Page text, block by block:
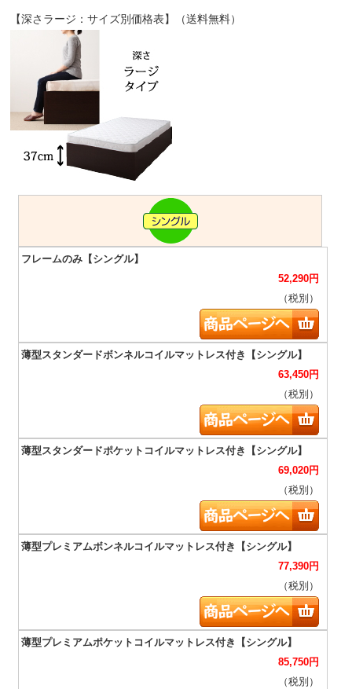
【深さラージ：サイズ別価格表】（送料無料）
52,290円
（税別）
63,450円
（税別）
69,020円
（税別）
77,390円
（税別）
85,750円
（税別）